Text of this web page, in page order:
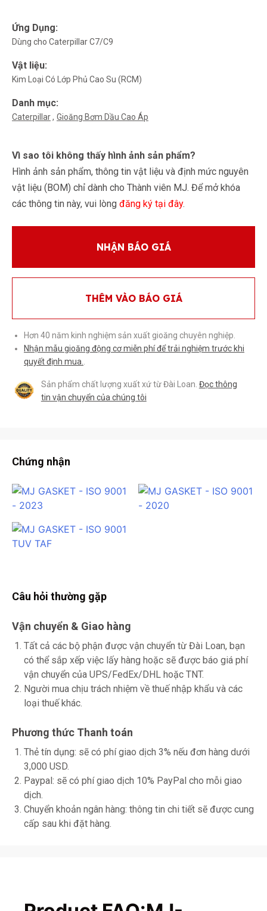
Ứng Dụng:
Dùng cho Caterpillar C7/C9
Vật liệu:
Kim Loại Có Lớp Phủ Cao Su (RCM)
Danh mục:
Caterpillar Gioăng Bơm Dầu Cao Áp
Vì sao tôi không thấy hình ảnh sản phẩm?
Hình ảnh sản phẩm, thông tin vật liệu và định mức nguyên
vật liệu (BOM) chỉ dành cho Thành viên MJ. Để mở khóa
các thông tin này, vui lòng đăng ký tại đây.
NHẬN BÁO GIÁ
THÊM VÀO BÁO GIÁ
Hơn 40 năm kinh nghiệm sản xuất gioăng chuyên nghiệp.
Nhận mẫu gioăng động cơ miễn phí để trải nghiệm trước khi
quyết định mua.
Sản phẩm chất lượng xuất xứ từ Đài Loan. Đọc thông
tin vận chuyển của chúng tôi
Chứng nhận
Câu hỏi thường gặp
Vận chuyển & Giao hàng
Tất cả các bộ phận được vận chuyển từ Đài Loan, bạn
có thể sắp xếp việc lấy hàng hoặc sẽ được báo giá phí
vận chuyển của UPS/FedEx/DHL hoặc TNT.
Người mua chịu trách nhiệm về thuế nhập khẩu và các
loại thuế khác.
Phương thức Thanh toán
Thẻ tín dụng: sẽ có phí giao dịch 3% nếu đơn hàng dưới
3,000 USD.
Paypal: sẽ có phí giao dịch 10% PayPal cho mỗi giao
dịch.
Chuyển khoản ngân hàng: thông tin chi tiết sẽ được cung
cấp sau khi đặt hàng.